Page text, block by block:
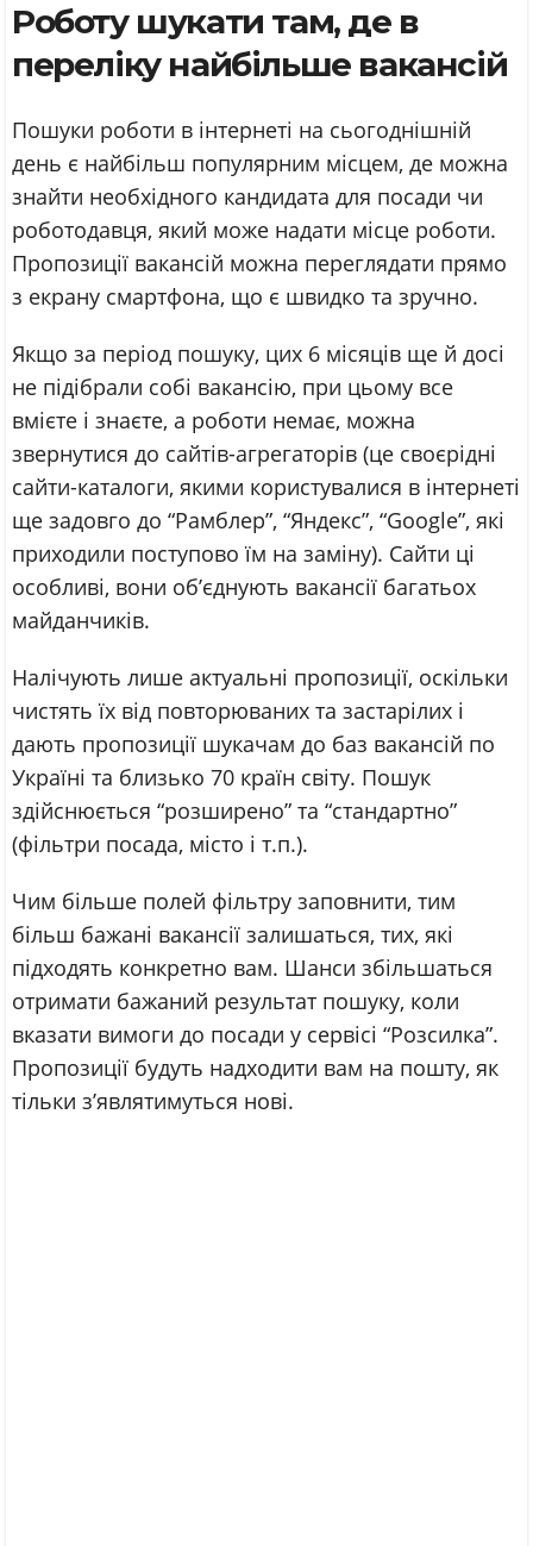
Роботу шукати там, де в
переліку найбільше вакансій
Пошуки роботи в інтернеті на сьогоднішній
день є найбільш популярним місцем, де можна
знайти необхідного кандидата для посади чи
роботодавця, який може надати місце роботи.
Пропозиції вакансій можна переглядати прямо
з екрану смартфона, що є швидко та зручно.
Якщо за період пошуку, цих 6 місяців ще й досі
не підібрали собі вакансію, при цьому все
вмієте і знаєте, а роботи немає, можна
звернутися до сайтів-агрегаторів (це своєрідні
сайти-каталоги, якими користувалися в інтернеті
ще задовго до “Рамблер”, “Яндекс”, “Google”, які
приходили поступово їм на заміну). Сайти ці
особливі, вони об’єднують вакансії багатьох
майданчиків.
Налічують лише актуальні пропозиції, оскільки
чистять їх від повторюваних та застарілих і
дають пропозиції шукачам до баз вакансій по
Україні та близько 70 країн світу. Пошук
здійснюється “розширено” та “стандартно”
(фільтри посада, місто і т.п.).
Чим більше полей фільтру заповнити, тим
більш бажані вакансії залишаться, тих, які
підходять конкретно вам. Шанси збільшаться
отримати бажаний результат пошуку, коли
вказати вимоги до посади у сервісі “Розсилка”.
Пропозиції будуть надходити вам на пошту, як
тільки з’являтимуться нові.